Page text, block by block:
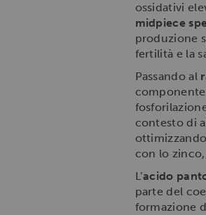
ossidativi
midpiece
produzione
fertilità e la
Passando al
contesto di
con lo
L’acido
parte del
formazione